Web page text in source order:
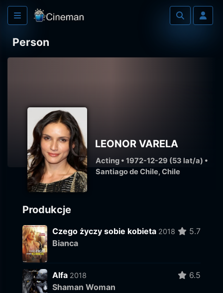
Person
LEONOR VARELA
Acting • 1972-12-29 (53 lat/a) •
Santiago de Chile, Chile
Produkcje
Czego życzy sobie kobieta 2018
Bianca
5.7
Alfa 2018
Shaman Woman
6.5